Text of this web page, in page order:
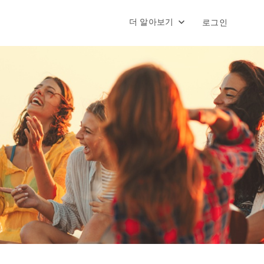
더 알아보기 로그인